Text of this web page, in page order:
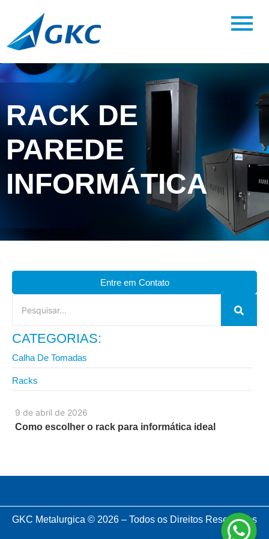
RACK DE
PAREDE
INFORMÁTICA
9 de abril de 2026
Como escolher o rack para informática ideal
Entre em Contato
CATEGORIAS:
Calha De Tomadas
Racks
GKC Metalurgica © 2026 – Todos os Direitos Reservados